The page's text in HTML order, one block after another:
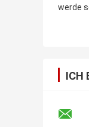
werde
ICH